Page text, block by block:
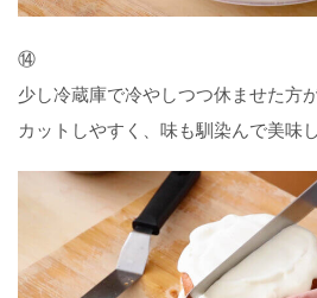
⑭
少し冷蔵庫で冷やしつつ休ませた方
カットしやすく、味も馴染んで美味